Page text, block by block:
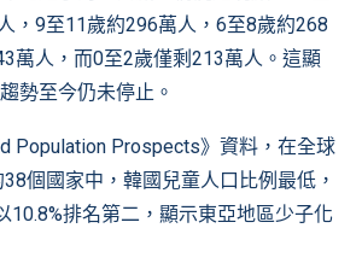
，9至11歲約296萬人，6至8歲約268
萬人，而0至2歲僅剩213萬人。這顯
勢至今仍未停止。
Population Prospects》資料，在全球
個國家中，韓國兒童人口比例最低，
10.8%排名第二，顯示東亞地區少子化